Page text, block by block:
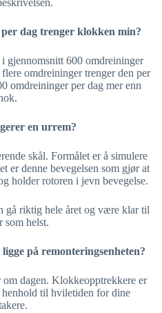
dag trenger klokken min?
gjennomsnitt 600 omdreininger
omdreininger trenger den per
omdreininger per dag mer enn
en urrem?
skål. Formålet er å simulere
er denne bevegelsen som gjør at
holder rotoren i jevn bevegelse.
gå riktig hele året og være klar til
som helst.
på remonteringsenheten?
dagen. Klokkeopptrekkere er
til hviletiden for dine